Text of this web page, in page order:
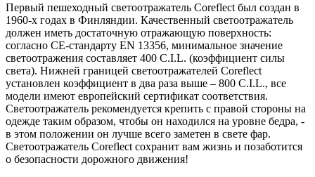
Первый пешеходный светоотражатель Coreflect был создан в
1960-х годах в Финляндии. Качественный светоотражатель
должен иметь достаточную отражающую поверхность:
согласно CE-стандарту EN 13356, минимальное значение
светоотражения составляет 400 C.I.L. (коэффициент силы
света). Нижней границей светоотражателей Coreflect
установлен коэффициент в два раза выше – 800 C.I.L., все
модели имеют европейский сертификат соответствия.
Светоотражатель рекомендуется крепить с правой стороны на
одежде таким образом, чтобы он находился на уровне бедра, -
в этом положении он лучше всего заметен в свете фар.
Светоотражатель Coreflect сохранит вам жизнь и позаботится
о безопасности дорожного движения!